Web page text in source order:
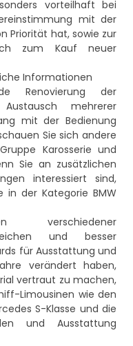
vorteilhaft bei
mit der
Priorität hat, sowie zur
zum Kauf neuer
Informationen
Renovierung der
mehrerer
mit der Bedienung
Sie sich andere
Karosserie und
Sie an zusätzlichen
interessiert sind,
in der Kategorie BMW
verschiedener
und besser
für Ausstattung und
verändert haben,
vertraut zu machen,
Limousinen wie den
S-Klasse und die
und Ausstattung